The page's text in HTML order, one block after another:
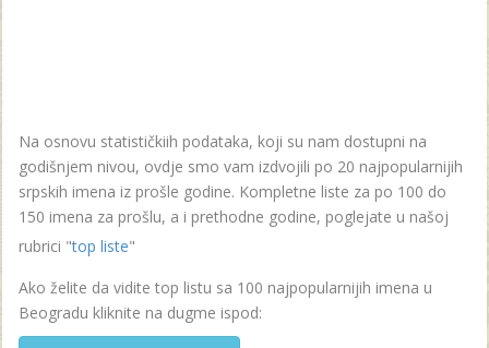
Na osnovu statističkiih podataka, koji su nam dostupni na
godišnjem nivou, ovdje smo vam izdvojili po 20 najpopularnijih
srpskih imena iz prošle godine. Kompletne liste za po 100 do
150 imena za prošlu, a i prethodne godine, poglejate u našoj
rubrici "top liste"
Ako želite da vidite top listu sa 100 najpopularnijih imena u
Beogradu kliknite na dugme ispod: